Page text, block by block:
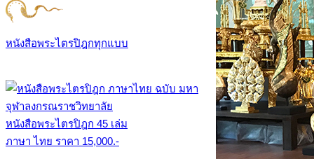
หนังสือพระไตรปิฎกทุกแบบ
หนังสือพระไตรปิฎก 45 เล่ม
ภาษา ไทย ราคา 15,000.-